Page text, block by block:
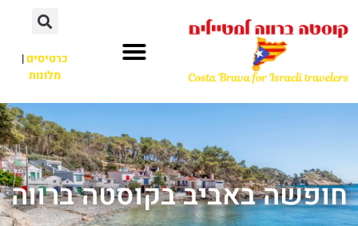
כרטיסים|
מלונות
חופשה באביב בקוסטה ברווה